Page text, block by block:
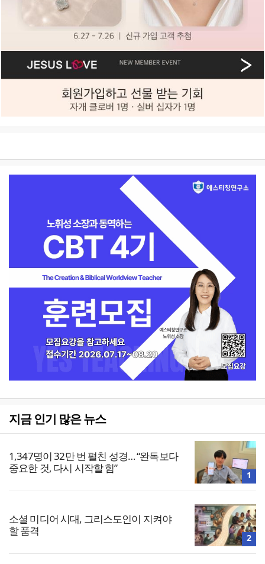
지금 인기 많은 뉴스
1,347명이 32만 번 펼친 성경… “완독보다
중요한 것, 다시 시작할 힘”
1
소셜 미디어 시대, 그리스도인이 지켜야
할 품격
2